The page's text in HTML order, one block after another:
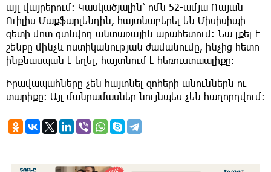
այլ վայրերում։ Կասկածյալին՝ ոմն 52-ամյա Ռայան
Ուիլիս Մաքֆարլենդին, հայտնաբերել են Միսիսիպի
գետի մոտ գտնվող անտառային արահետում։ Նա լքել է
շենքը մինչև ոստիկանության ժամանումը, ինչից հետո
ինքնասպան է եղել, հայտնում է հեռուստաալիքը։
Իրավապահները չեն հայտնել զոհերի անուններն ու
տարիքը։ Այլ մանրամասներ նույնպես չեն հաղորդվում։